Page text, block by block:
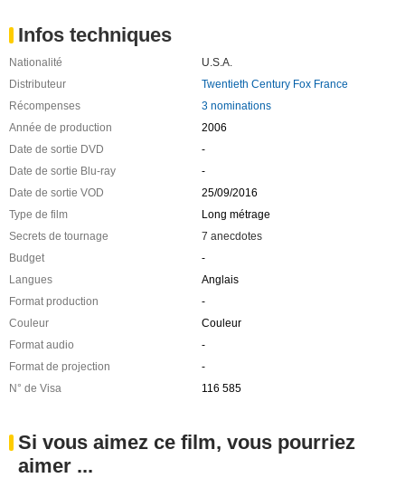
Infos techniques
Nationalité
U.S.A.
Distributeur
Twentieth Century Fox France
Récompenses
3 nominations
Année de production
2006
Date de sortie DVD
-
Date de sortie Blu-ray
-
Date de sortie VOD
25/09/2016
Type de film
Long métrage
Secrets de tournage
7 anecdotes
Budget
-
Langues
Anglais
Format production
-
Couleur
Couleur
Format audio
-
Format de projection
-
N° de Visa
116 585
Si vous aimez ce film, vous pourriez
aimer ...